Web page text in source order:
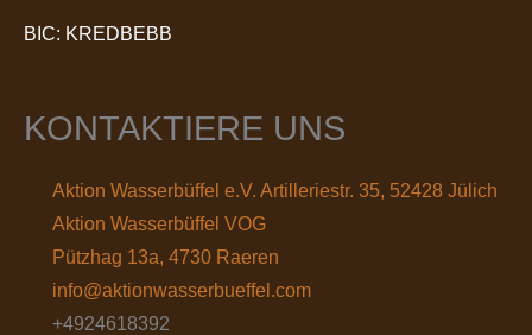
BIC: KREDBEBB
KONTAKTIERE UNS
Aktion Wasserbüffel e.V. Artilleriestr. 35, 52428 Jülich
Aktion Wasserbüffel VOG
Pützhag 13a, 4730 Raeren
info@aktionwasserbueffel.com
+4924618392